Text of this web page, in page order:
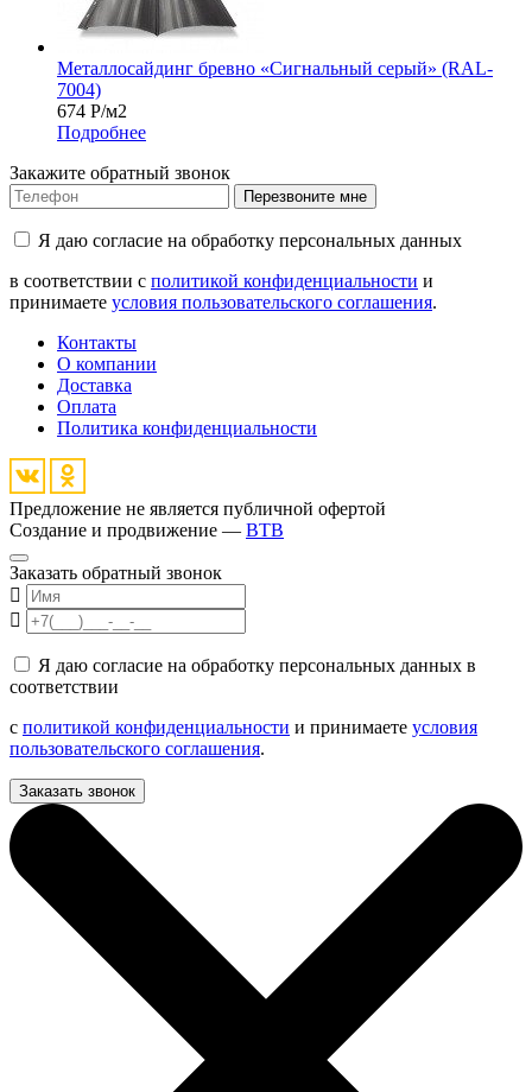
Металлосайдинг бревно «Сигнальный серый» (RAL-
7004)
674 Р/м2
Подробнее
Закажите обратный звонок
Перезвоните мне
Я даю согласие на обработку персональных данных
в соответствии с политикой конфиденциальности и
принимаете условия пользовательского соглашения.
Контакты
О компании
Доставка
Оплата
Политика конфиденциальности
Предложение не является публичной офертой
Создание и продвижение — BTB
Заказать обратный звонок
Я даю согласие на обработку персональных данных в
соответствии
с политикой конфиденциальности и принимаете условия
пользовательского соглашения.
Заказать звонок